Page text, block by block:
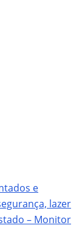
e
lazer
– Monitor